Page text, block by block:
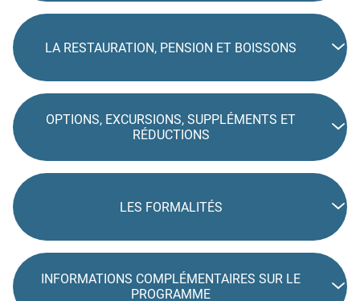
LA RESTAURATION, PENSION ET BOISSONS
OPTIONS, EXCURSIONS, SUPPLÉMENTS ET
RÉDUCTIONS
LES FORMALITÉS
INFORMATIONS COMPLÉMENTAIRES SUR LE
PROGRAMME